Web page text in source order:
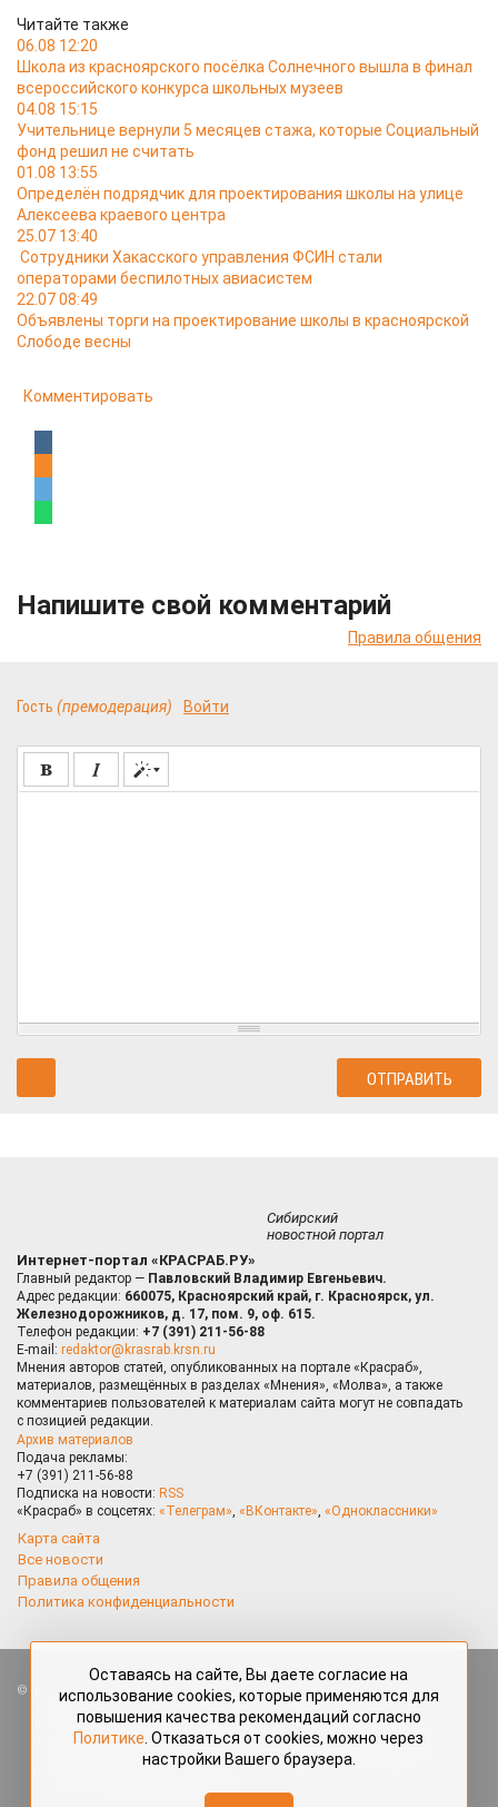
Читайте также
06.08 12:20
Школа из красноярского посёлка Солнечного вышла в финал
всероссийского конкурса школьных музеев
04.08 15:15
Учительнице вернули 5 месяцев стажа, которые Социальный
фонд решил не считать
01.08 13:55
Определён подрядчик для проектирования школы на улице
Алексеева краевого центра
25.07 13:40
Сотрудники Хакасского управления ФСИН стали
операторами беспилотных авиасистем
22.07 08:49
Объявлены торги на проектирование школы в красноярской
Слободе весны
Комментировать
Напишите свой комментарий
Правила общения
Гость (премодерация) Войти
Сибирский
новостной портал
Интернет-портал «КРАСРАБ.РУ»
Главный редактор — Павловский Владимир Евгеньевич.
Адрес редакции: 660075, Красноярский край, г. Красноярск, ул.
Железнодорожников, д. 17, пом. 9, оф. 615.
Телефон редакции: +7 (391) 211-56-88
E-mail: redaktor@krasrab.krsn.ru
Мнения авторов статей, опубликованных на портале «Красраб»,
материалов, размещённых в разделах «Мнения», «Молва», а также
комментариев пользователей к материалам сайта могут не совпадать
с позицией редакции.
Архив материалов
Подача рекламы:
+7 (391) 211-56-88
Подписка на новости: RSS
«Красраб» в соцсетях: «Телеграм», «ВКонтакте», «Одноклассники»
Карта сайта
Все новости
Правила общения
Политика конфиденциальности
Все права защищены. Любые материалы, размещённые на портале
«Красраб.ру» сотрудниками редакции, нештатными авторами
и читателями, являются объектами авторского права. Полное или
частичное использование материалов, размещённых на портале
«Красраб.ру», допускается только с письменного согласия редакции
redaktor@krasrab.krsn.ru.
Оставаясь на сайте, Вы даете согласие на
использование cookies, которые применяются для
повышения качества рекомендаций согласно
Политике . Отказаться от cookies, можно через
настройки Вашего браузера.